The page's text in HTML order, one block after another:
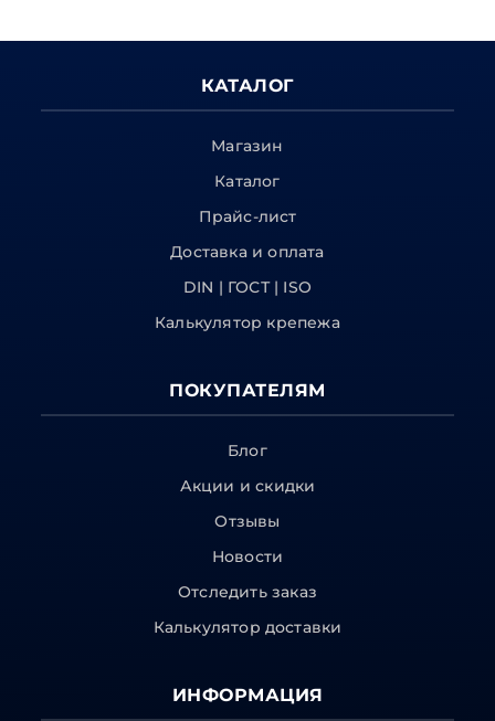
КАТАЛОГ
Магазин
Каталог
Прайс-лист
Доставка и оплата
DIN | ГОСТ | ISO
Калькулятор крепежа
ПОКУПАТЕЛЯМ
Блог
Акции и скидки
Отзывы
Новости
Отследить заказ
Калькулятор доставки
ИНФОРМАЦИЯ